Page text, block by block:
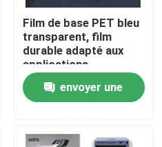
Film de base PET bleu
transparent, film
durable adapté aux
applications
d'emballage industriel
et d'impression,
offrant un coût
envoyer une